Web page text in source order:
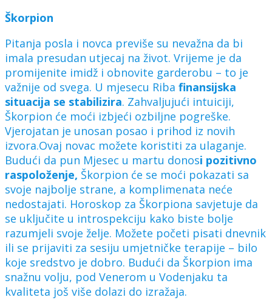
Škorpion
Pitanja posla i novca previše su nevažna da bi
imala presudan utjecaj na život. Vrijeme je da
promijenite imidž i obnovite garderobu – to je
važnije od svega. U mjesecu Riba finansijska
situacija se stabilizira. Zahvaljujući intuiciji,
Škorpion će moći izbjeći ozbiljne pogreške.
Vjerojatan je unosan posao i prihod iz novih
izvora.Ovaj novac možete koristiti za ulaganje.
Budući da pun Mjesec u martu donosi pozitivno
raspoloženje, Škorpion će se moći pokazati sa
svoje najbolje strane, a komplimenata neće
nedostajati. Horoskop za Škorpiona savjetuje da
se uključite u introspekciju kako biste bolje
razumjeli svoje želje. Možete početi pisati dnevnik
ili se prijaviti za sesiju umjetničke terapije – bilo
koje sredstvo je dobro. Budući da Škorpion ima
snažnu volju, pod Venerom u Vodenjaku ta
kvaliteta još više dolazi do izražaja.